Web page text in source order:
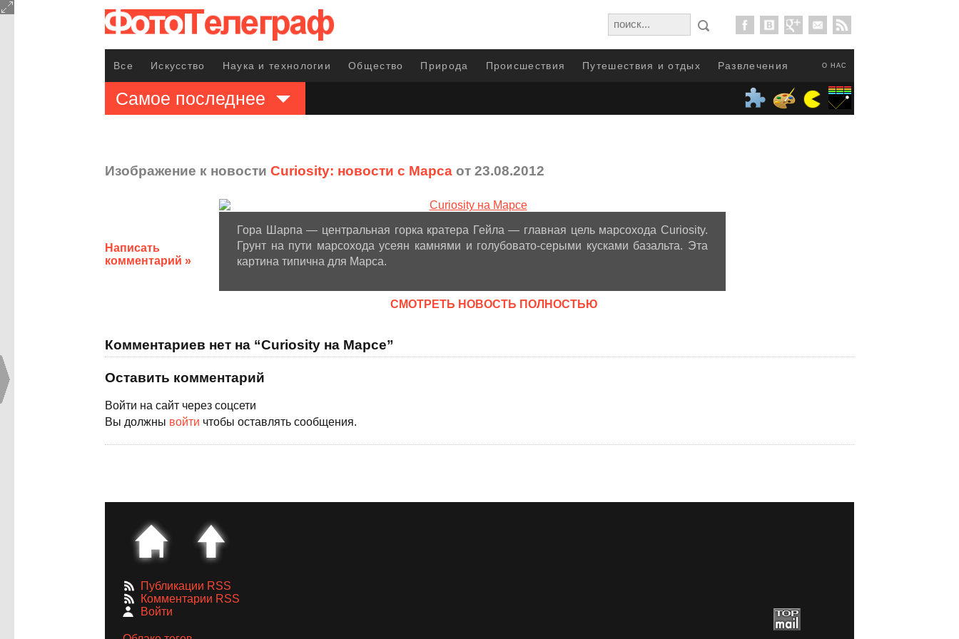
О НАС
Все Искусство Наука и технологии Общество Природа Происшествия Путешествия и отдых Развлечения
Самое последнее
Изображение к новости Curiosity: новости с Марса от 23.08.2012
Написать
комментарий »
Гора Шарпа — центральная горка кратера Гейла — главная цель марсохода Curiosity.
Грунт на пути марсохода усеян камнями и голубовато-серыми кусками базальта. Эта
картина типична для Марса.
CМОТРЕТЬ НОВОСТЬ ПОЛНОСТЬЮ
Комментариев нет на “Curiosity на Марсе”
Оставить комментарий
Войти на сайт через соцсети
Вы должны войти чтобы оставлять сообщения.
Публикации RSS
Комментарии RSS
Войти